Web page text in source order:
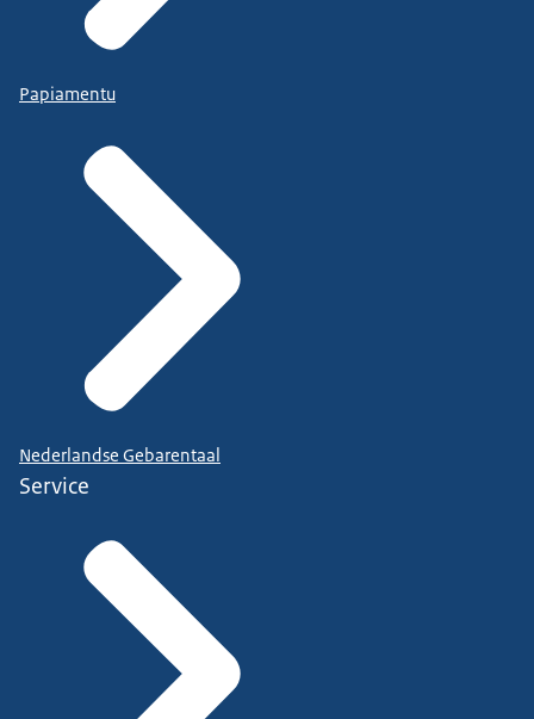
Papiamentu
Nederlandse Gebarentaal
Service